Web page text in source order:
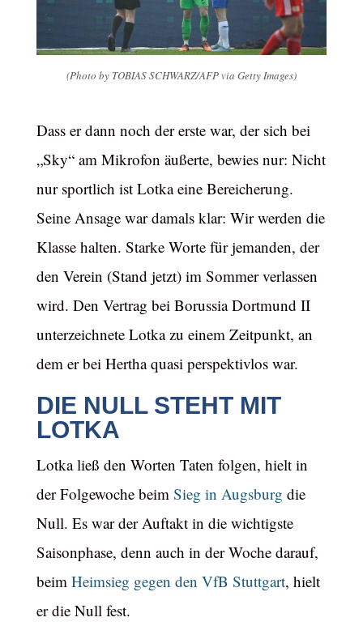
(Photo by TOBIAS SCHWARZ/AFP via Getty Images)
Dass er dann noch der erste war, der sich bei
„Sky“ am Mikrofon äußerte, bewies nur: Nicht
nur sportlich ist Lotka eine Bereicherung.
Seine Ansage war damals klar: Wir werden die
Klasse halten. Starke Worte für jemanden, der
den Verein (Stand jetzt) im Sommer verlassen
wird. Den Vertrag bei Borussia Dortmund II
unterzeichnete Lotka zu einem Zeitpunkt, an
dem er bei Hertha quasi perspektivlos war.
DIE NULL STEHT MIT
LOTKA
Lotka ließ den Worten Taten folgen, hielt in
der Folgewoche beim Sieg in Augsburg die
Null. Es war der Auftakt in die wichtigste
Saisonphase, denn auch in der Woche darauf,
beim Heimsieg gegen den VfB Stuttgart, hielt
er die Null fest.